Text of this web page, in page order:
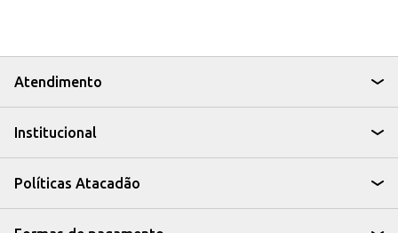
Pode ser oferecido em estabelecimentos comerciais como padarias,
confeitarias e lanchonetes.
O Pão de Mel Barion coberto com chocolate é uma escolha que agrada
Atendimento
Institucional
Políticas Atacadão